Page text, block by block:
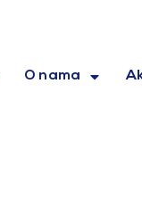
O nama